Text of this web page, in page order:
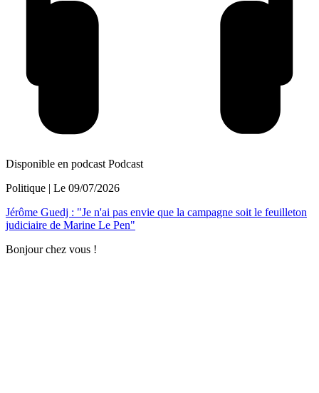
Disponible en podcast Podcast
Politique | Le 09/07/2026
Jérôme Guedj : "Je n'ai pas envie que la campagne soit le feuilleton
judiciaire de Marine Le Pen"
Bonjour chez vous !